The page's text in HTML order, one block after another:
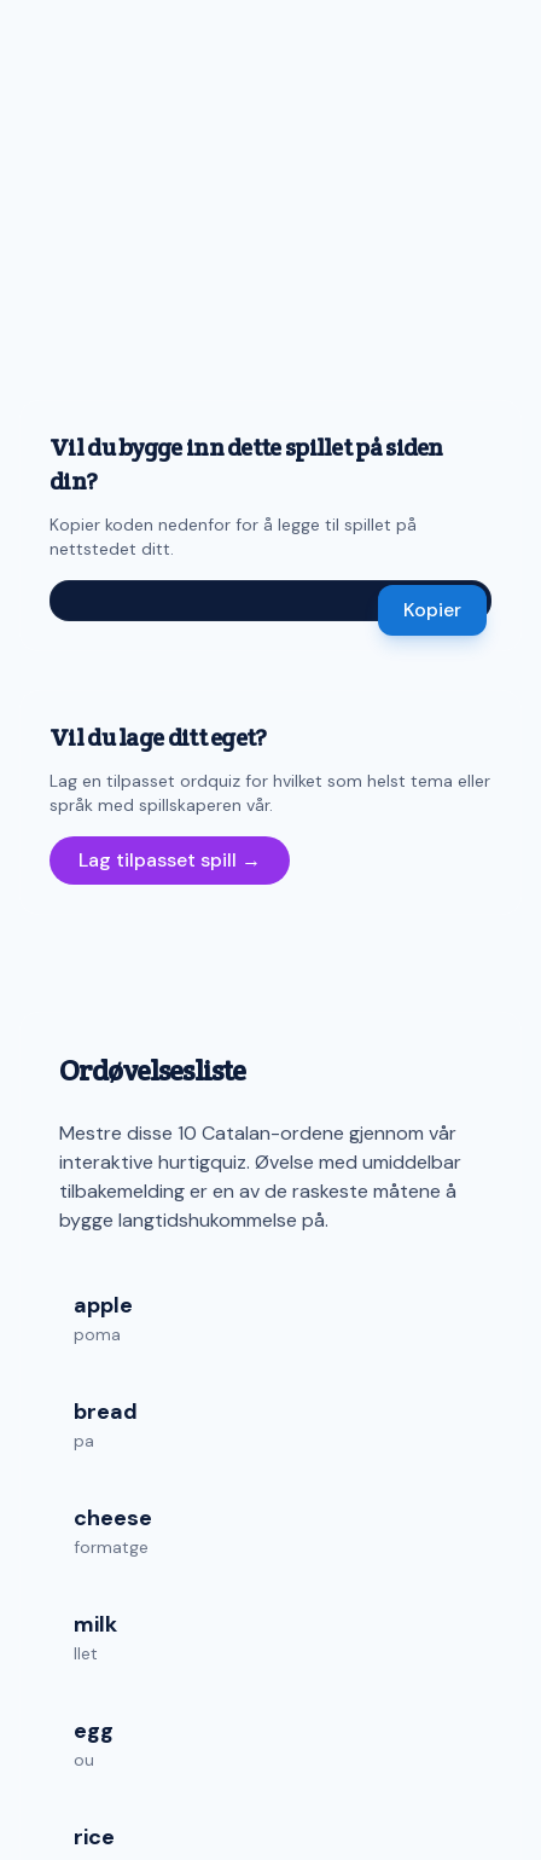
Vil du bygge inn dette spillet på siden
din?
Kopier koden nedenfor for å legge til spillet på
nettstedet ditt.
Kopier
Vil du lage ditt eget?
Lag en tilpasset ordquiz for hvilket som helst tema eller
språk med spillskaperen vår.
Lag tilpasset spill →
Ordøvelsesliste
Mestre disse 10 Catalan-ordene gjennom vår
interaktive hurtigquiz. Øvelse med umiddelbar
tilbakemelding er en av de raskeste måtene å
bygge langtidshukommelse på.
apple
poma
bread
pa
cheese
formatge
milk
llet
egg
ou
rice